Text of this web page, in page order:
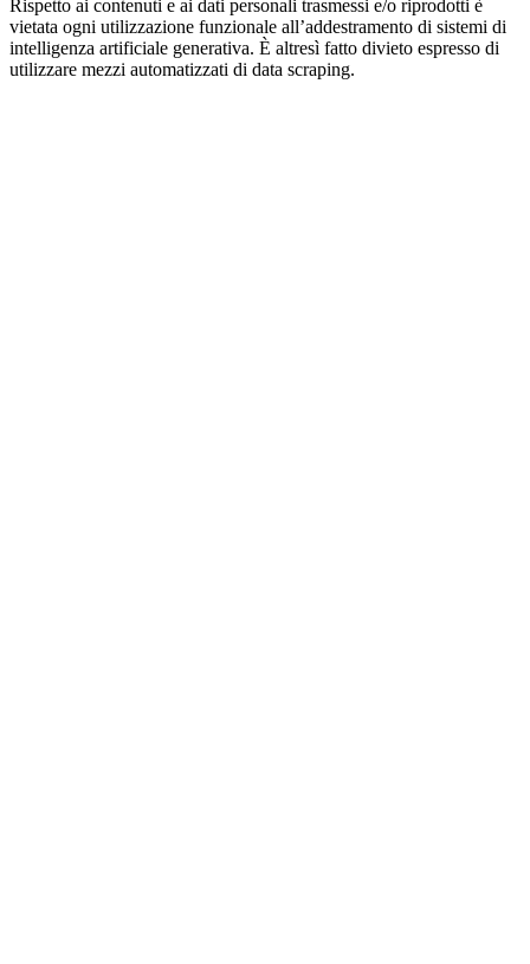
Rispetto ai contenuti e ai dati personali trasmessi e/o riprodotti è
vietata ogni utilizzazione funzionale all’addestramento di sistemi di
intelligenza artificiale generativa. È altresì fatto divieto espresso di
utilizzare mezzi automatizzati di data scraping.